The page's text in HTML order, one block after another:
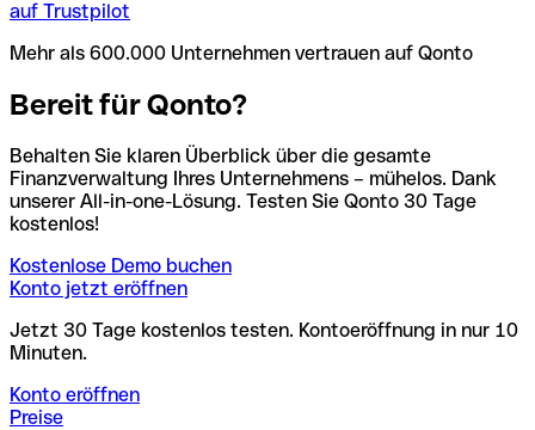
auf Trustpilot
Mehr als 600.000 Unternehmen vertrauen auf Qonto
Bereit für Qonto?
Behalten Sie klaren Überblick über die gesamte
Finanzverwaltung Ihres Unternehmens – mühelos. Dank
unserer All-in-one-Lösung. Testen Sie Qonto 30 Tage
kostenlos!
Kostenlose Demo buchen
Konto jetzt eröffnen
Jetzt 30 Tage kostenlos testen. Kontoeröffnung in nur 10
Minuten.
Konto eröffnen
Preise